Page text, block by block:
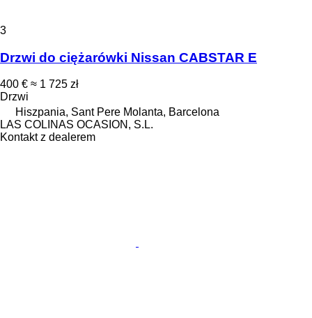
3
Drzwi do ciężarówki Nissan CABSTAR E
400 € ≈ 1 725 zł
Drzwi
Hiszpania, Sant Pere Molanta, Barcelona
LAS COLINAS OCASION, S.L.
Kontakt z dealerem